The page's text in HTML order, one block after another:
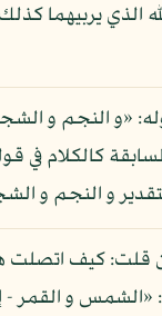
الذي يربيهما
«و النجم و
كالكلام في
و النجم و
قلت: كيف اتصلت
«الشمس و القمر -